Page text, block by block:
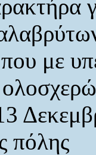
με
πόλης